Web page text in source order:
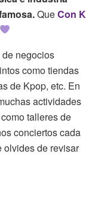
QueCon K
negocios
como tiendas
de Kpop, etc. En
actividades
talleres de
conciertos cada
olvides de revisar